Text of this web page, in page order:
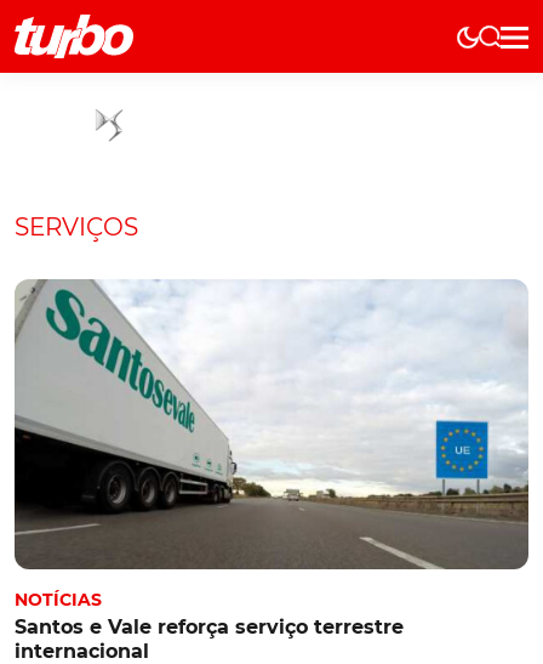
Elétricos
Comerciais
Curiosidades
Elétricos
Técnica
SERVIÇOS
NOTÍCIAS
Santos e Vale reforça serviço terrestre
internacional